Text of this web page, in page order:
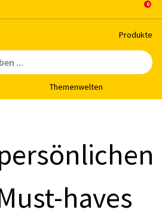
Pro­duk­te
The­men­wel­ten
ha­ves